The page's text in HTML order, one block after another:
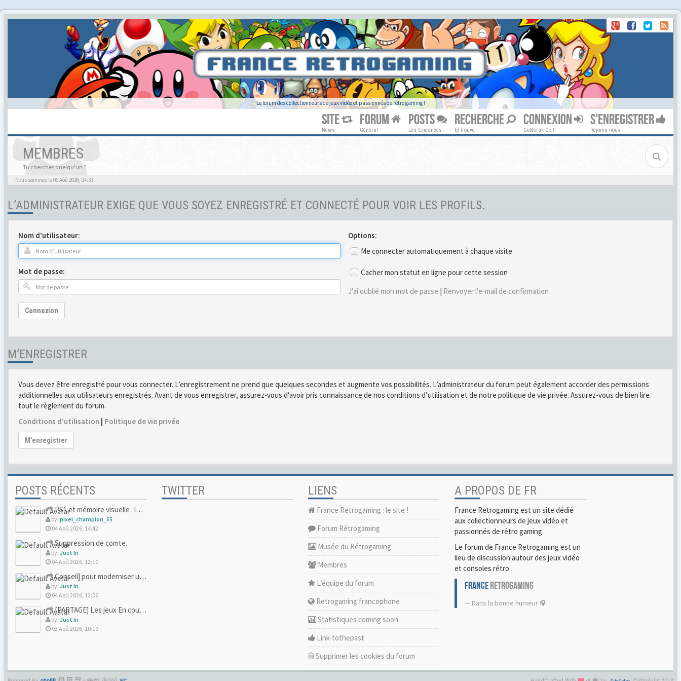
Le forum des collectionneurs de jeux vidéo et passionnés de rétro gaming !
SITE
News
FORUM
Général
POSTS
Les tendances
RECHERCHE
Et trouve !
CONNEXION
Goldorak Go !
S'ENREGISTRER
Rejoins-nous !
MEMBRES
Tu cherches quelqu'un ?
Nous sommes le 06 Aoû 2026, 04:33
L’ADMINISTRATEUR EXIGE QUE VOUS SOYEZ ENREGISTRÉ ET CONNECTÉ POUR VOIR LES PROFILS.
Nom d’utilisateur:
Mot de passe:
Connexion
Options:
Me connecter automatiquement à chaque visite
Cacher mon statut en ligne pour cette session
J’ai oublié mon mot de passe | Renvoyer l’e-mail de confirmation
M’ENREGISTRER
Vous devez être enregistré pour vous connecter. L’enregistrement ne prend que quelques secondes et augmente vos possibilités. L’administrateur du forum peut également accorder des permissions
additionnelles aux utilisateurs enregistrés. Avant de vous enregistrer, assurez-vous d’avoir pris connaissance de nos conditions d’utilisation et de notre politique de vie privée. Assurez-vous de bien lire
tout le règlement du forum.
Conditions d’utilisation | Politique de vie privée
M’enregistrer
POSTS RÉCENTS
PS1 et mémoire visuelle : le jeu qui vous a soufflé la premi
by: pixel_champion_55
04 Aoû 2026, 14:42
Suppression de comte.
by: Just In
04 Aoû 2026, 12:10
Conseil] pour moderniser un site (un peu trop) rétro
by: Just In
04 Aoû 2026, 12:06
[PARTAGE] Les jeux En cours/Terminés
by: Just In
03 Aoû 2026, 10:19
TWITTER LIENS
France Retrogaming : le site !
Forum Rétrogaming
Musée du Rétrogaming
Membres
L’équipe du forum
Retrogaming francophone
Statistiques coming soon
Link-tothepast
Supprimer les cookies du forum
A PROPOS DE FR
France Retrogaming est un site dédié
aux collectionneurs de jeux vidéo et
passionnés de rétro gaming.
Le forum de France Retrogaming est un
lieu de discussion autour des jeux vidéo
et consoles rétro.
FRANCERETROGAMING
Dans la bonne humeur !